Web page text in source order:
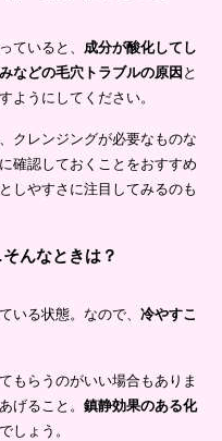
ていると、成分が酸化してし
などの毛穴トラブルの原因 と
ようにしてください。
クレンジングが必要なものな
確認しておくことをおすすめ
しやすさに注目してみるのも
んなときは？
いる状態。なので、冷やすこ
もらうのがいい場合もありま
げること。鎮静効果のある化
しょう。